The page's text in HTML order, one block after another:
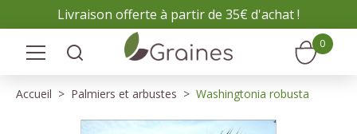
Livraison offerte à partir de 35€ d'achat !
0
Accueil Palmiers et arbustes Washingtonia robusta
Panneau de gestion des cookies